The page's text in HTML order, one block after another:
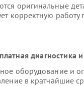
оригинальные
корректную
диагностика
оборудование и
в кратчайшие